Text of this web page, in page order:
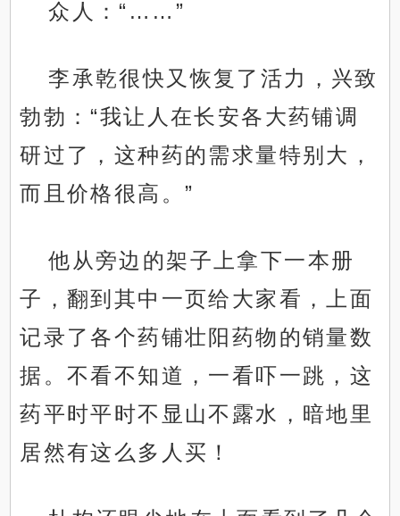
众人：“……”
李承乾很快又恢复了活力，兴致
勃勃：“我让人在长安各大药铺调
研过了，这种药的需求量特别大，
而且价格很高。”
他从旁边的架子上拿下一本册
子，翻到其中一页给大家看，上面
记录了各个药铺壮阳药物的销量数
据。不看不知道，一看吓一跳，这
药平时平时不显山不露水，暗地里
居然有这么多人买！